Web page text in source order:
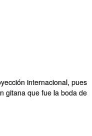
internacional, pues
gitana que fue la boda de